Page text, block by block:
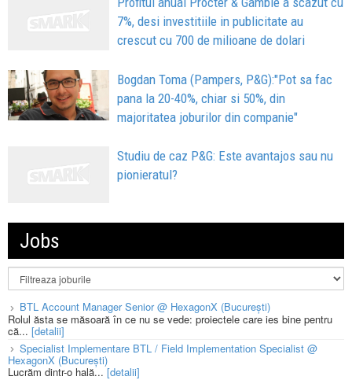
7%, desi investitiile in publicitate au
crescut cu 700 de milioane de dolari
Bogdan Toma (Pampers, P&G):"Pot sa fac
pana la 20-40%, chiar si 50%, din
majoritatea joburilor din companie"
Studiu de caz P&G: Este avantajos sau nu
pionieratul?
Jobs
BTL Account Manager Senior @ HexagonX (București)
Rolul ăsta se măsoară în ce nu se vede: proiectele care ies bine pentru
că... [detalii]
Specialist Implementare BTL / Field Implementation Specialist @
HexagonX (București)
Lucrăm dintr-o hală...[detalii]